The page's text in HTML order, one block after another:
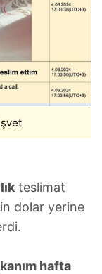
teslimat
dolar yerine
hafta